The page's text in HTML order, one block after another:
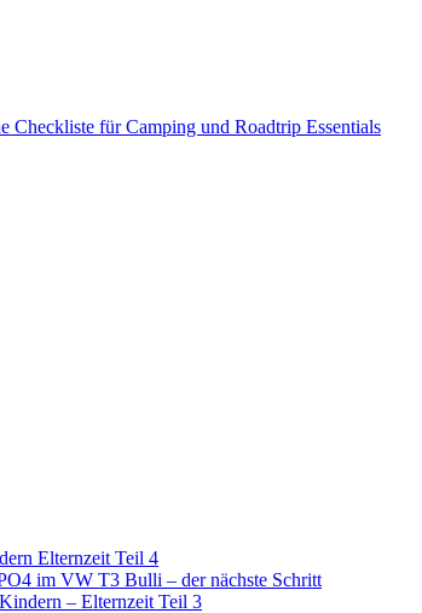
Checkliste für Camping und Roadtrip Essentials
Elternzeit Teil 4
im VW T3 Bulli – der nächste Schritt
– Elternzeit Teil 3